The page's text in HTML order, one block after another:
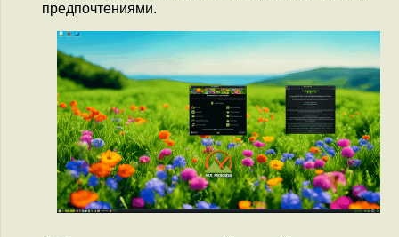
предпочтениями.